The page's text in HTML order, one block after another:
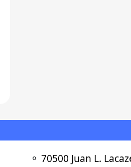
⚬ 70500 Juan L.